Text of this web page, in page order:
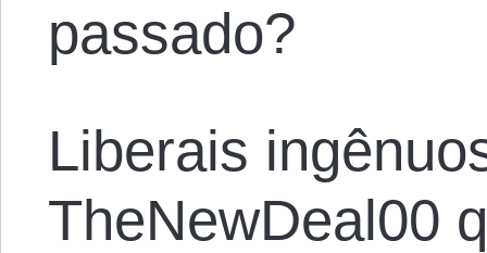
passado?
Liberais
TheNewDeal00